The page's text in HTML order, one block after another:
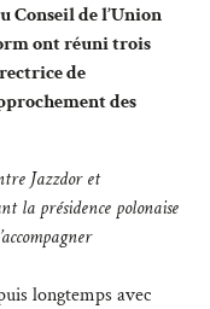
Conseil de l’Union
ont réuni trois
de
des
Jazzdor et
la présidence polonaise
longtemps avec